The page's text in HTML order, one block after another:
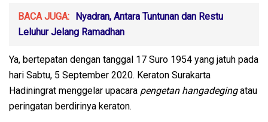
BACA JUGA: Nyadran, Antara Tuntunan dan Restu
Leluhur Jelang Ramadhan
Ya, bertepatan dengan tanggal 17 Suro 1954 yang jatuh pada
hari Sabtu, 5 September 2020. Keraton Surakarta
Hadiningrat menggelar upacara pengetan hangadegingatau
peringatan berdirinya keraton.